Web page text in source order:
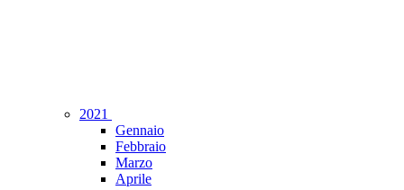
2021
Gennaio
Febbraio
Marzo
Aprile